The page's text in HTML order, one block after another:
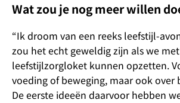
Wat zou je nog meer willen
“Ik droom van een reeks leefstijl-
zou het echt geweldig zijn als we
leefstijlzorgloket kunnen opzetten.
voeding of beweging, maar ook
De eerste ideeën daarvoor hebben